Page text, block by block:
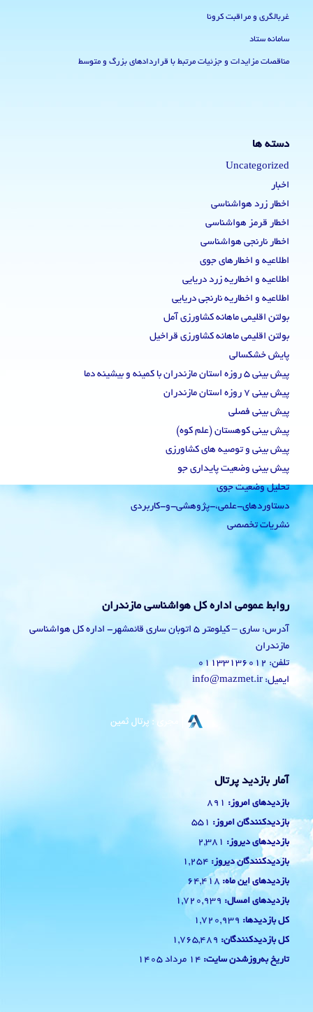
غربالگری و مراقبت کرونا
سامانه ستاد
مناقصات مزایدات و جزئیات مرتبط با قراردادهای بزرگ و متوسط
دسته ها
Uncategorized
اخبار
اخطار زرد هواشناسی
اخطار قرمز هواشناسی
اخطار نارنجی هواشناسی
اطلاعیه و اخطارهای جوی
اطلاعیه و اخطاریه زرد دریایی
اطلاعیه و اخطاریه نارنجی دریایی
بولتن اقلیمی ماهانه کشاورزی آمل
بولتن اقلیمی ماهانه کشاورزی قراخیل
پایش خشکسالی
پیش بینی 5 روزه استان مازندران با کمینه و بیشینه دما
پیش بینی 7 روزه استان مازندران
پیش بینی فصلی
پیش بینی کوهستان (علم کوه)
پیش بینی و توصیه های کشاورزی
پیش بینی وضعیت پایداری جو
تحلیل وضعیت جوی
دستاوردهای-علمی،-پژوهشی-و-کاربردی
نشریات تخصصی
روابط عمومی اداره کل هواشناسی مازندران
آدرس: ساری – کیلومتر 5 اتوبان ساری قائمشهر- اداره کل هواشناسی
مازندران
تلفن: 01133136012
ایمیل: info@mazmet.ir
آمار بازدید پرتال
بازدیدهای امروز: 891
بازدیدکنندگان امروز: 551
بازدیدهای دیروز: 2,381
بازدیدکنندگان دیروز: 1,254
بازدیدهای این ماه: 64,418
بازدیدهای امسال: 1,720,939
کل بازدیدها: 1,720,939
کل بازدیدکنند‌گان: 1,765,489
تاریخ به‌روزشدن سایت: 14 مرداد 1405